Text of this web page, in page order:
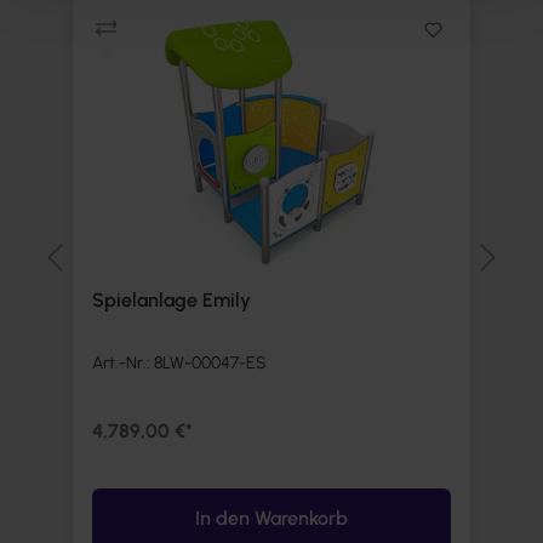
Spielanlage Emily
Art.-Nr.: 8LW-00047-ES
4.789,00 €*
In den Warenkorb